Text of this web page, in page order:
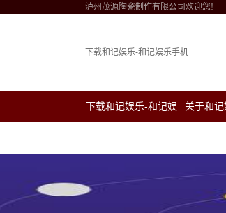
泸州茂源陶瓷制作有限公司欢迎您!
下载和记娱乐-和记娱乐手机
下载和记娱乐-和记娱 关于和